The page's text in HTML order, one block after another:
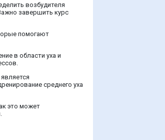
возбудителя
завершить курс
помогают
в области уха и
среднего уха
это может